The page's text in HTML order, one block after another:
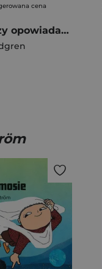
cena
Lotta Trzy opowiadania